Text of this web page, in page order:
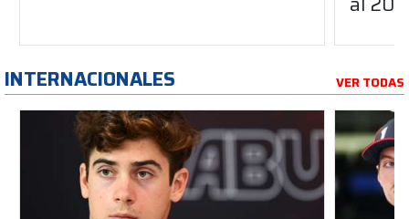
INTERNACIONALES VER TODAS